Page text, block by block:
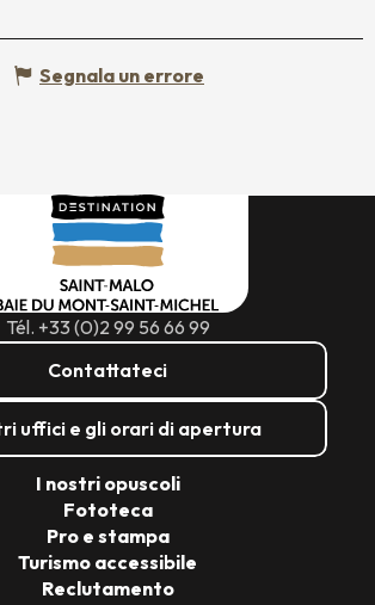
Segnala un errore
Tél. +33 (0)2 99 56 66 99
Contattateci
uffici e gli orari di apertura
I nostri opuscoli
Fototeca
Pro e stampa
Turismo accessibile
Reclutamento